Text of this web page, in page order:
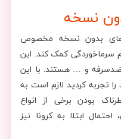
بدون نسخه مخصوص
سرماخوردگی کمک کند. این
و … هستند. با این
تجربه کردید لازم است به
بودن برخی از انواع
احتمال ابتلا به کرونا نیز